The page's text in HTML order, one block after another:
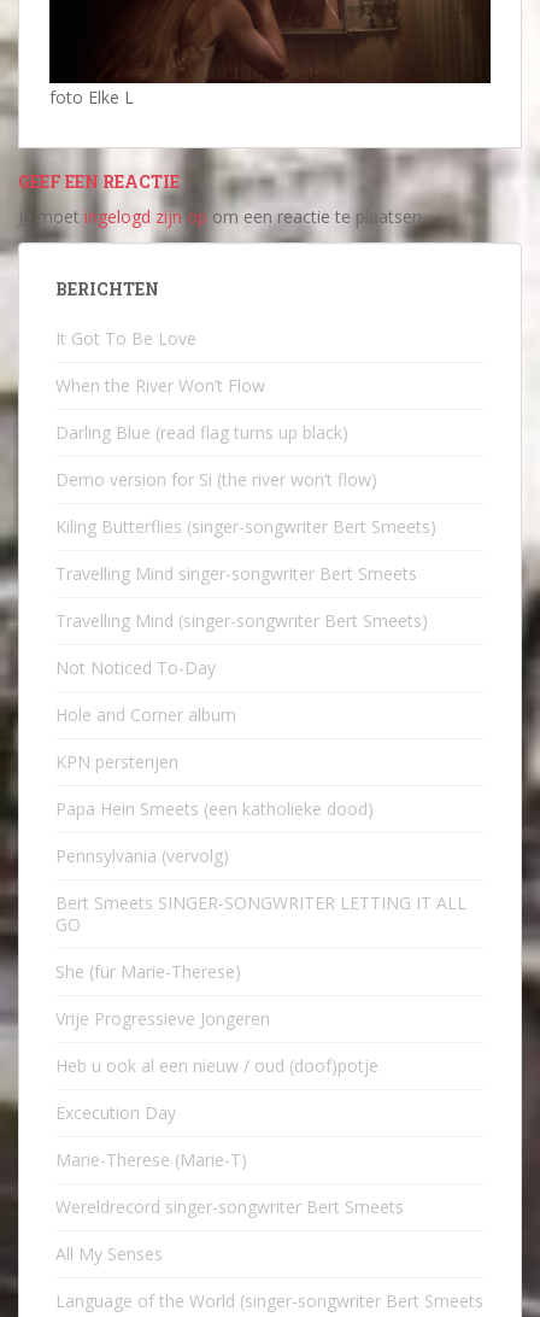
foto Elke L
GEEF EEN REACTIE
Je moet ingelogd zijn op om een reactie te plaatsen.
BERICHTEN
It Got To Be Love
When the River Won’t Flow
Darling Blue (read flag turns up black)
Demo version for Si (the river won’t flow)
Kiling Butterflies (singer-songwriter Bert Smeets)
Travelling Mind singer-songwriter Bert Smeets
Travelling Mind (singer-songwriter Bert Smeets)
Not Noticed To-Day
Hole and Corner album
KPN persterijen
Papa Hein Smeets (een katholieke dood)
Pennsylvania (vervolg)
Bert Smeets SINGER-SONGWRITER LETTING IT ALL
GO
She (für Marie-Therese)
Vrije Progressieve Jongeren
Heb u ook al een nieuw / oud (doof)potje
Excecution Day
Marie-Therese (Marie-T)
Wereldrecord singer-songwriter Bert Smeets
All My Senses
Language of the World (singer-songwriter Bert Smeets